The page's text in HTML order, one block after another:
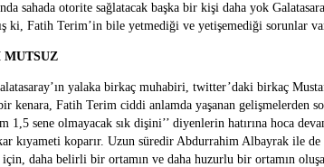
sahada otorite sağlatacak başka bir kişi daha yok
ki, Fatih Terim’in bile yetmediği ve yetişemediği sorunlar
MUTSUZ
yalaka birkaç muhabiri, twitter’daki birkaç
kenara, Fatih Terim ciddi anlamda yaşanan gelişmelerden
1,5 sene olmayacak sık dişini’’ diyenlerin hatırına hoca
kıyameti koparır. Uzun süredir Abdurrahim Albayrak ile
daha belirli bir ortamın ve daha huzurlu bir ortamın